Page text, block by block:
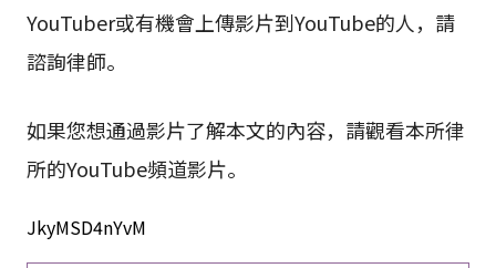
YouTuber或有機會上傳影片到YouTube的人，請
諮詢律師。
如果您想通過影片了解本文的內容，請觀看本所律
所的YouTube頻道影片。
JkyMSD4nYvM